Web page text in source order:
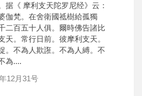
据《 摩利支天陀罗尼经》云：
伽梵。在舍衛國祗樹給孤獨
二百五十人俱。爾時佛告諸比
天。常行日前。彼摩利支天。
。不為人欺誑。不為人縛。不
為....
12月31号